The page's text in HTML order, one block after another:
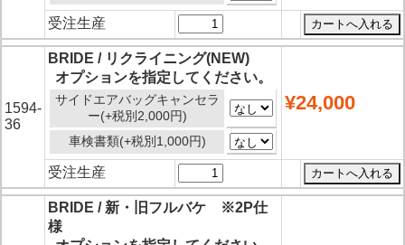
受注生産
1594-
36
BRIDE / リクライニング(NEW)
オプションを指定してください。
サイドエアバッグキャンセラ
ー(+税別2,000円)
車検書類(+税別1,000円)
¥24,000
受注生産
BRIDE / 新・旧フルバケ ※2P仕
様